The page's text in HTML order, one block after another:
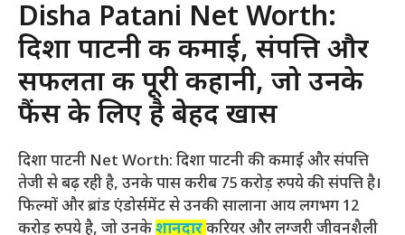
Disha Patani Net Worth:
दिशा पाटनी की कमाई, संपत्ति और
सफलता की पूरी कहानी, जो उनके
फैंस के लिए है बेहद खास
दिशा पाटनी Net Worth: दिशा पाटनी की कमाई और संपत्ति
तेजी से बढ़ रही है, उनके पास करीब 75 करोड़ रुपये की संपत्ति है।
फिल्मों और ब्रांड एंडोर्समेंट से उनकी सालाना आय लगभग 12
करोड़ रुपये है, जो उनकेशानदारकरियर और लग्जरी जीवनशैली